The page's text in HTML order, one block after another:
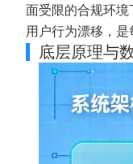
面受限的合规环
用户行为漂移，
底层原理与